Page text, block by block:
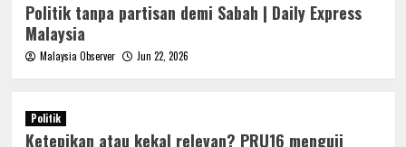
Politik tanpa partisan demi Sabah | Daily Express
Malaysia
Malaysia Observer Jun 22, 2026
Politik
Ketepikan atau kekal relevan? PRU16 menguji